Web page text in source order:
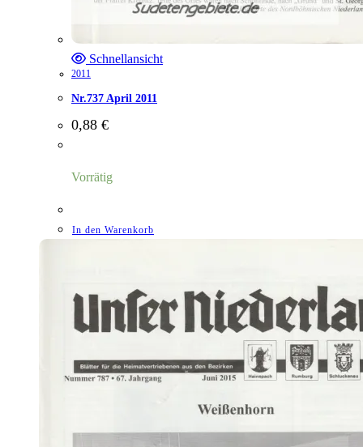
Schnellansicht
2011
Nr.737 April 2011
0,88 €
Vorrätig
In den Warenkorb